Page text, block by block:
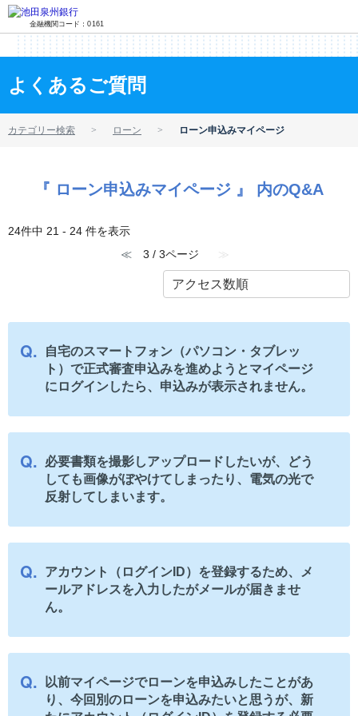
金融機関コード：0161
よくあるご質問
カテゴリー検索 ローン ローン申込みマイページ
『 ローン申込みマイページ 』 内のQ&A
24件中 21 - 24 件を表示
≪
3 / 3ページ ≫
自宅のスマートフォン（パソコン・タブレッ
ト）で正式審査申込みを進めようとマイページ
にログインしたら、申込みが表示されません。
必要書類を撮影しアップロードしたいが、どう
しても画像がぼやけてしまったり、電気の光で
反射してしまいます。
アカウント（ログインID）を登録するため、メ
ールアドレスを入力したがメールが届きませ
ん。
以前マイページでローンを申込みしたことがあ
り、今回別のローンを申込みたいと思うが、新